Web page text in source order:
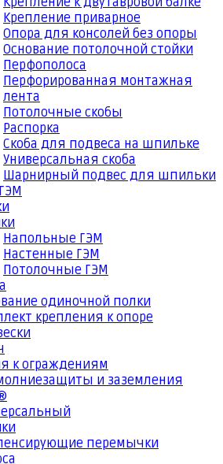
Крепление приварное
Опора для консолей без опоры
Основание потолочной стойки
Перфополоса
Перфорированная монтажная
лента
Потолочные скобы
Распорка
Скоба для подвеса на шпильке
Универсальная скоба
Шарнирный подвес для шпильки
Напольные ГЭМ
Настенные ГЭМ
Потолочные ГЭМ
одиночной полки
крепления к опоре
к ограждениям
и заземления
перемычки